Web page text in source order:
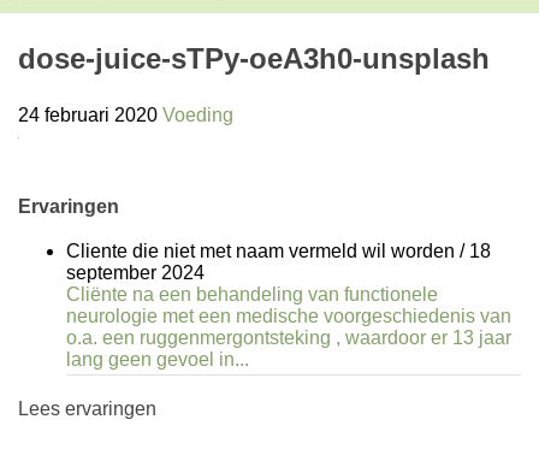
dose-juice-sTPy-oeA3h0-unsplash
24 februari 2020 Voeding
Ervaringen
Cliente die niet met naam vermeld wil worden / 18
september 2024
Cliënte na een behandeling van functionele
neurologie met een medische voorgeschiedenis van
o.a. een ruggenmergontsteking , waardoor er 13 jaar
lang geen gevoel in...
Lees ervaringen